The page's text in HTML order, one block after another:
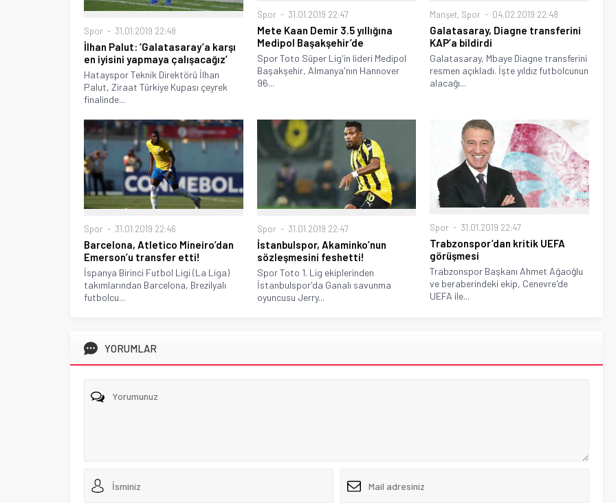
Spor 31.01.2019 22:48
İlhan Palut: ‘Galatasaray’a karşı
en iyisini yapmaya çalışacağız’
Hatayspor Teknik Direktörü İlhan
Palut, Ziraat Türkiye Kupası çeyrek
finalinde...
Spor 31.01.2019 22:47
Mete Kaan Demir 3.5 yıllığına
Medipol Başakşehir’de
Spor Toto Süper Lig'in lideri Medipol
Başakşehir, Almanya'nın Hannover
96...
Manşet, Spor 04.02.2019 22:48
Galatasaray, Diagne transferini
KAP’a bildirdi
Galatasaray, Mbaye Diagne transferini
resmen açıkladı. İşte yıldız futbolcunun
alacağı...
Spor 31.01.2019 22:46
Barcelona, Atletico Mineiro’dan
Emerson’u transfer etti!
İspanya Birinci Futbol Ligi (La Liga)
takımlarından Barcelona, Brezilyalı
futbolcu...
Spor 31.01.2019 22:47
İstanbulspor, Akaminko’nun
sözleşmesini feshetti!
Spor Toto 1. Lig ekiplerinden
İstanbulspor'da Ganalı savunma
oyuncusu Jerry...
Spor 31.01.2019 22:47
Trabzonspor’dan kritik UEFA
görüşmesi
Trabzonspor Başkanı Ahmet Ağaoğlu
ve beraberindeki ekip, Cenevre'de
UEFA ile...
YORUMLAR